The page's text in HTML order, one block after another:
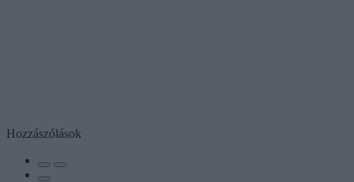
Hozzászólások